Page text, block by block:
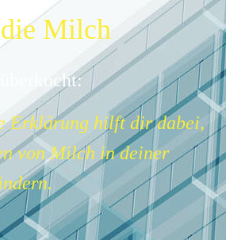
Milch
Erklärung hilft dir dabei,
von Milch in deiner